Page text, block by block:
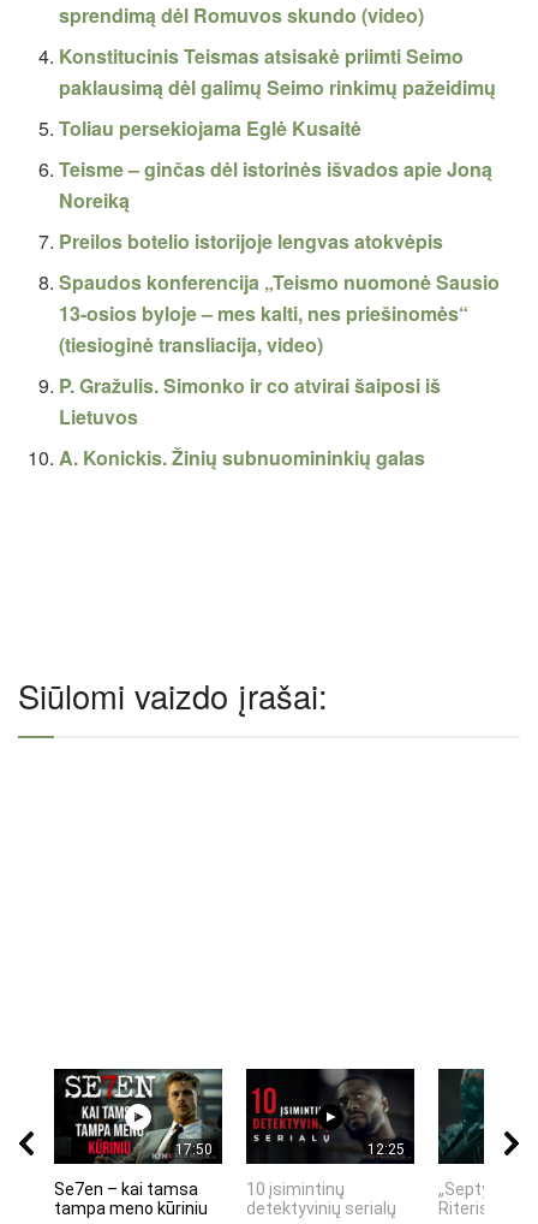
sprendimą dėl Romuvos skundo (video)
Konstitucinis Teismas atsisakė priimti Seimo
paklausimą dėl galimų Seimo rinkimų pažeidimų
Toliau persekiojama Eglė Kusaitė
Teisme – ginčas dėl istorinės išvados apie Joną
Noreiką
Preilos botelio istorijoje lengvas atokvėpis
Spaudos konferencija „Teismo nuomonė Sausio
13-osios byloje – mes kalti, nes priešinomės“
(tiesioginė transliacija, video)
P. Gražulis. Simonko ir co atvirai šaiposi iš
Lietuvos
A. Konickis. Žinių subnuomininkių galas
Siūlomi vaizdo įrašai:
17:50
Se7en – kai tamsa
tampa meno kūriniu
12:25
10 įsimintinų
detektyvinių serialų
„Septynių
Riteris" – kai